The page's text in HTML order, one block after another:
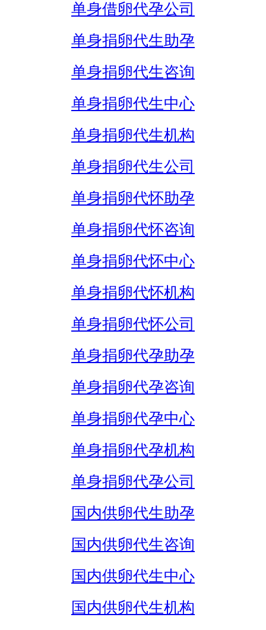
单身借卵代孕公司
单身捐卵代生助孕
单身捐卵代生咨询
单身捐卵代生中心
单身捐卵代生机构
单身捐卵代生公司
单身捐卵代怀助孕
单身捐卵代怀咨询
单身捐卵代怀中心
单身捐卵代怀机构
单身捐卵代怀公司
单身捐卵代孕助孕
单身捐卵代孕咨询
单身捐卵代孕中心
单身捐卵代孕机构
单身捐卵代孕公司
国内供卵代生助孕
国内供卵代生咨询
国内供卵代生中心
国内供卵代生机构